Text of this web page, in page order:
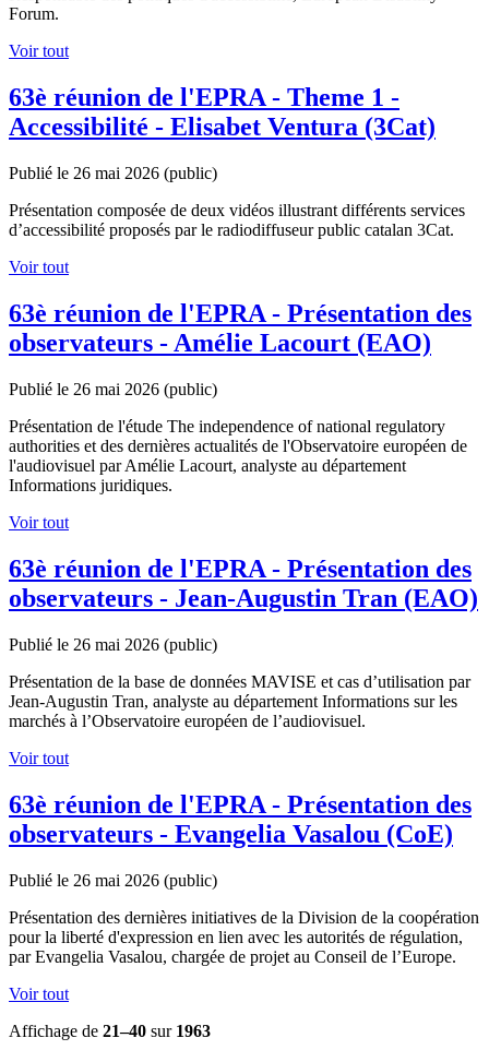
Forum.
Voir tout
63è réunion de l'EPRA - Theme 1 -
Accessibilité - Elisabet Ventura (3Cat)
Publié le 26 mai 2026 (public)
Présentation composée de deux vidéos illustrant différents services
d’accessibilité proposés par le radiodiffuseur public catalan 3Cat.
Voir tout
63è réunion de l'EPRA - Présentation des
observateurs - Amélie Lacourt (EAO)
Publié le 26 mai 2026 (public)
Présentation de l'étude The independence of national regulatory
authorities et des dernières actualités de l'Observatoire européen de
l'audiovisuel par Amélie Lacourt, analyste au département
Informations juridiques.
Voir tout
63è réunion de l'EPRA - Présentation des
observateurs - Jean-Augustin Tran (EAO)
Publié le 26 mai 2026 (public)
Présentation de la base de données MAVISE et cas d’utilisation par
Jean-Augustin Tran, analyste au département Informations sur les
marchés à l’Observatoire européen de l’audiovisuel.
Voir tout
63è réunion de l'EPRA - Présentation des
observateurs - Evangelia Vasalou (CoE)
Publié le 26 mai 2026 (public)
Présentation des dernières initiatives de la Division de la coopération
pour la liberté d'expression en lien avec les autorités de régulation,
par Evangelia Vasalou, chargée de projet au Conseil de l’Europe.
Voir tout
Affichage de 21–40 sur 1963